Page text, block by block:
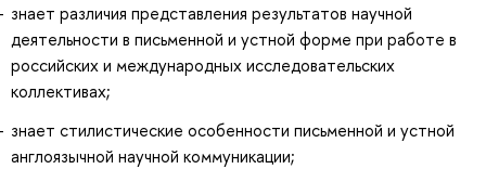
знает различия представления результатов научной
деятельности в письменной и устной форме при работе в
российских и международных исследовательских
коллективах;
знает стилистические особенности письменной и устной
англоязычной научной коммуникации;